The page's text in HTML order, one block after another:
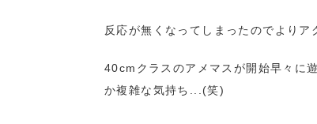
反応が無くなってしまったのでよりア
40cmクラスのアメマスが開始早々に
か複雑な気持ち...(笑)